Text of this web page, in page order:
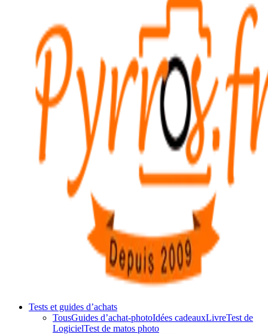
Tests et guides d’achats
TousGuides d’achat-photoIdées cadeauxLivreTest de
LogicielTest de matos photo